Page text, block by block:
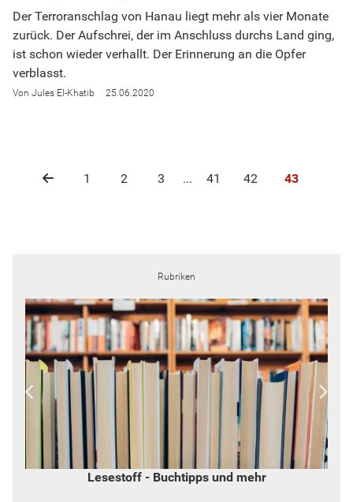
Der Terroranschlag von Hanau liegt mehr als vier Monate
zurück. Der Aufschrei, der im Anschluss durchs Land ging,
ist schon wieder verhallt. Der Erinnerung an die Opfer
verblasst.
Jules El-Khatib 25.06.2020
1 2 3 ... 41 42 43
Rubriken
Lesestoff - Buchtipps und mehr